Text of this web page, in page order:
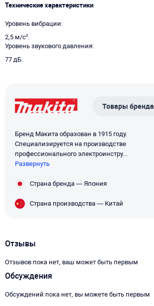
Технические характеристики
Уровень вибрации
2,5 м/c².
Уровень звукового давления
77 дБ.
Товары бренда
Бренд Макита образован в 1915 году.
Специализируется на производстве
профессионального электроинстру...
Развернуть
Страна бренда — Япония
Страна производства — Китай
Отзывы
Отзывов пока нет, ваш может быть первым
Обсуждения
Обсуждений пока нет, вы можете быть первым